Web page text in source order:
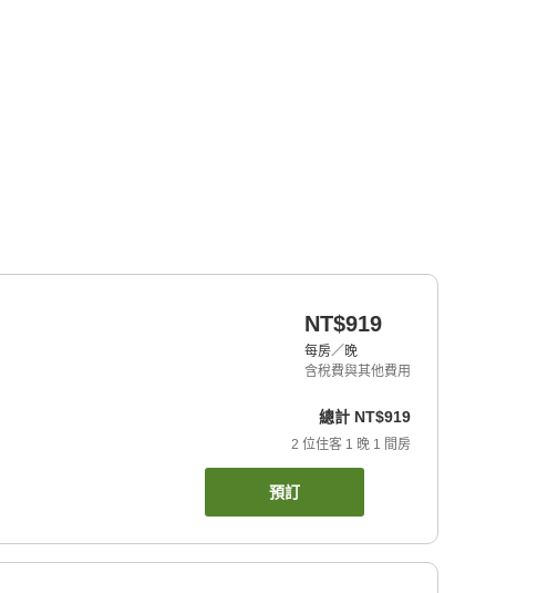
NT$919
每房／晚
含稅費與其他費用
總計 NT$919
2 位住客 1 晚 1 間房
預訂